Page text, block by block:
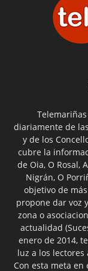
diariamente de
y de los
cubre la
de Oia, O Rosal,
Nigrán, O
objetivo de
propone dar voz
zona o
actualidad
enero de 2014,
luz a los
Con esta meta